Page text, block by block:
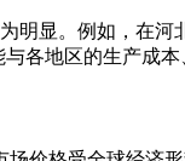
显。例如，在河
各地区的生产成本